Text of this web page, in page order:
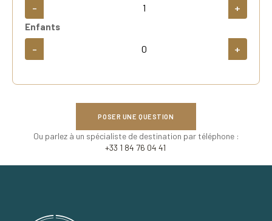
- +
Enfants
- +
POSER UNE QUESTION
Ou parlez à un spécialiste de destination par téléphone :
+33 1 84 76 04 41